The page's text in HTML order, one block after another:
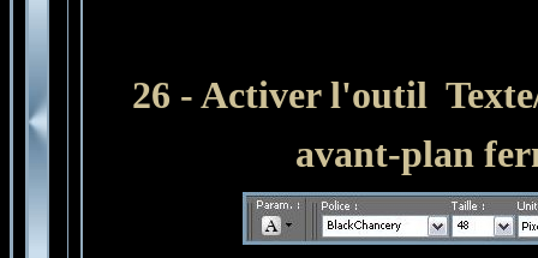
26 - Activer l'outil
avant-plan